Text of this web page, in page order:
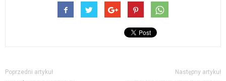
Poprzedni artykuł Następny artykuł